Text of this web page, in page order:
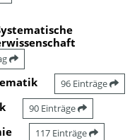
96 Einträge
90 Einträge
117 Einträge